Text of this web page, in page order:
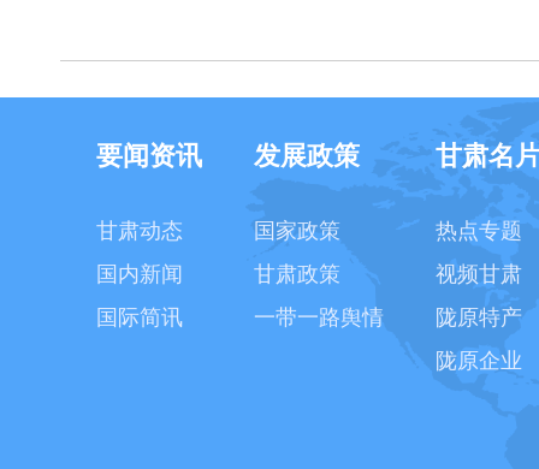
要闻资讯
甘肃动态
国内新闻
国际简讯
发展政策
国家政策
甘肃政策
一带一路舆情
甘肃名
热点专题
视频甘肃
陇原特产
陇原企业